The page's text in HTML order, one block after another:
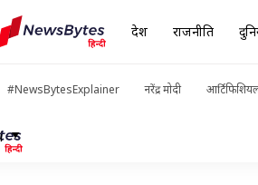
देश राजनीति
#NewsBytesExplainer नरेंद्र मोदी